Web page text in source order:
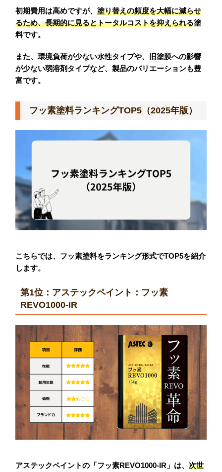
初期費用は高めですが、塗り替えの頻度を大幅に減らせ
るため、長期的に見るとトータルコストを抑えられる塗
料です。
また、環境負荷が少ない水性タイプや、旧塗膜への影響
が少ない弱溶剤タイプなど、製品のバリエーションも豊
富です。
フッ素塗料ランキングTOP5（2025年版）
こちらでは、フッ素塗料をランキング形式でTOP5を紹介
します。
第1位：アステックペイント：フッ素
REVO1000-IR
アステックペイントの「フッ素REVO1000-IR」は、次世